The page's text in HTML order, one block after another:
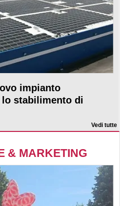
impianto
stabilimento di
Vedi tutte
& MARKETING